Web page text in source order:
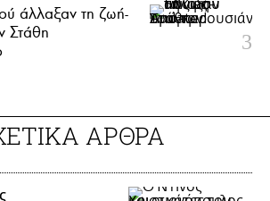
άλλαξαν τη ζωή-
Στάθη
ΑΡΘΡΑ